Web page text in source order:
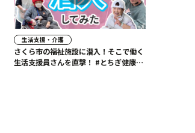
生活支援・介護
さくら市の福祉施設に潜入！そこで働く
生活支援員さんを直撃！ #とちぎ健康福